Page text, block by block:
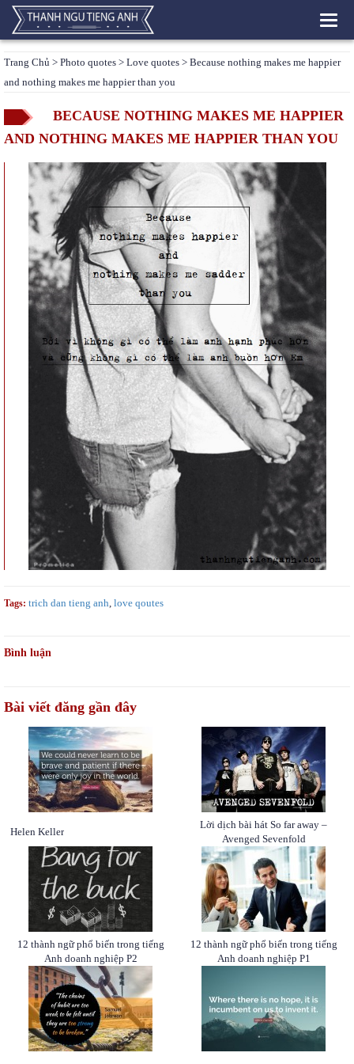
Trang Chủ > Photo quotes > Love quotes > Because nothing makes me happier
and nothing makes me happier than you
BECAUSE NOTHING MAKES ME HAPPIER
AND NOTHING MAKES ME HAPPIER THAN YOU
Tags: trich dan tieng anh love qoutes
Bình luận
Bài viết đăng gần đây
Helen Keller
Lời dịch bài hát So far away –
Avenged Sevenfold
12 thành ngữ phổ biến trong tiếng
Anh doanh nghiệp P2
12 thành ngữ phổ biến trong tiếng
Anh doanh nghiệp P1